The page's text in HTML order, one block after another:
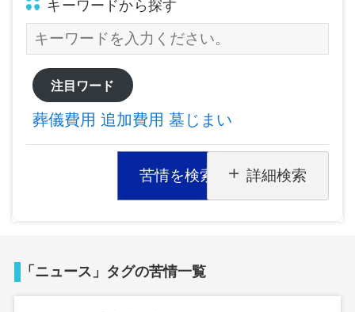
キーワードから探す
注目ワード
葬儀費用 追加費用 墓じまい
苦情を検索 詳細検索
「ニュース」タグの苦情一覧